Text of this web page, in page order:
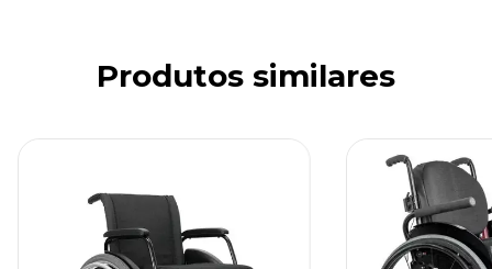
Produtos similares